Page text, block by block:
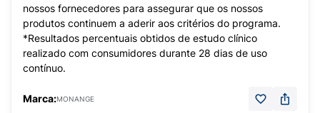
nossos fornecedores para assegurar que os nossos
produtos continuem a aderir aos critérios do programa.
*Resultados percentuais obtidos de estudo clínico
realizado com consumidores durante 28 dias de uso
contínuo.
Marca:MONANGE